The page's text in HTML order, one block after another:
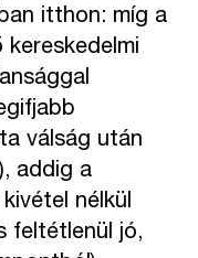
itthon: míg a
kereskedelmi
válság után
addig a
nélkül
feltétlenül jó,